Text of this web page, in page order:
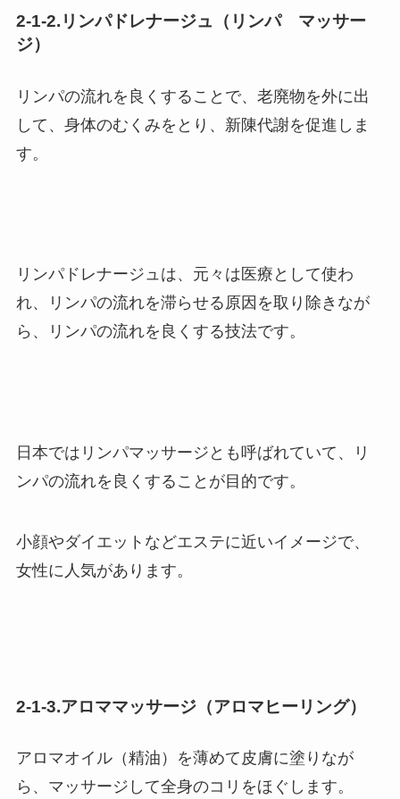
2-1-2.リンパドレナージュ（リンパ マッサー
ジ）
リンパの流れを良くすることで、老廃物を外に出
して、身体のむくみをとり、新陳代謝を促進しま
す。
リンパドレナージュは、元々は医療として使わ
れ、リンパの流れを滞らせる原因を取り除きなが
ら、リンパの流れを良くする技法です。
日本ではリンパマッサージとも呼ばれていて、リ
ンパの流れを良くすることが目的です。
小顔やダイエットなどエステに近いイメージで、
女性に人気があります。
2-1-3.アロママッサージ（アロマヒーリング）
アロマオイル（精油）を薄めて皮膚に塗りなが
ら、マッサージして全身のコリをほぐします。